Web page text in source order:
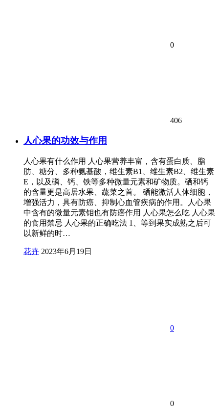
0
406
人心果的功效与作用
人心果有什么作用 人心果营养丰富，含有蛋白质、脂
肪、糖分、多种氨基酸，维生素B1、维生素B2、维生素
E，以及磷、钙、铁等多种微量元素和矿物质。硒和钙
的含量更是高居水果、蔬菜之首。 硒能激活人体细胞，
增强活力，具有防癌、抑制心血管疾病的作用。人心果
中含有的微量元素钼也有防癌作用 人心果怎么吃 人心果
的食用禁忌 人心果的正确吃法 1、等到果实成熟之后可
以新鲜的时…
花卉 2023年6月19日
0
0